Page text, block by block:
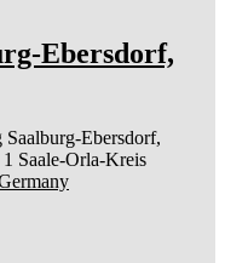
Ebersdorf,
Saalburg-Ebersdorf,
Saale-Orla-Kreis